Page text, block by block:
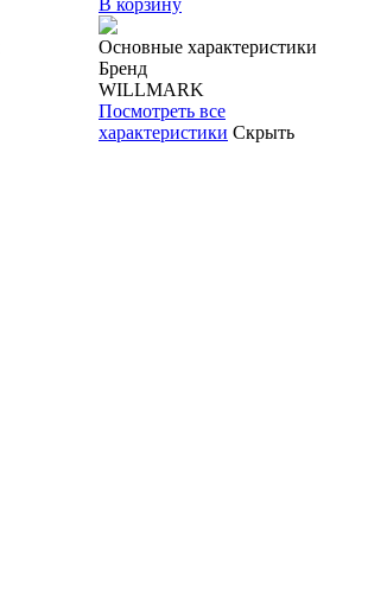
В корзину
Основные характеристики
Бренд
WILLMARK
Посмотреть все
характеристики Скрыть